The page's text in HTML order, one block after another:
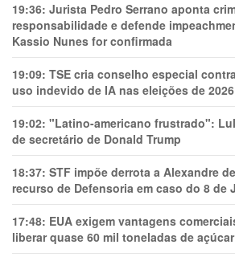
19:36: Jurista Pedro Serrano aponta
responsabilidade e defende
Kassio Nunes for confirmada
19:09: TSE cria conselho especial
uso indevido de IA nas eleições de 2026
19:02: "Latino-americano frustrado":
de secretário de Donald Trump
18:37: STF impõe derrota a Alexandre
recurso de Defensoria em caso do 8 de
17:48: EUA exigem vantagens
liberar quase 60 mil toneladas de açúcar